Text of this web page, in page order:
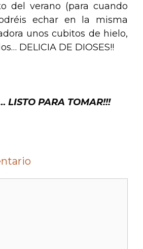
del verano (para cuando
echar en la misma
unos cubitos de hielo,
DELICIA DE DIOSES!!
PARA TOMAR!!!